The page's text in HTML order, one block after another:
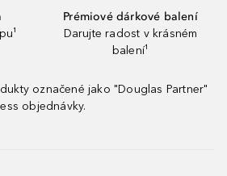
Prémiové dárkové balení
Darujte radost v krásném
balení¹
označené jako "Douglas Partner"
objednávky.